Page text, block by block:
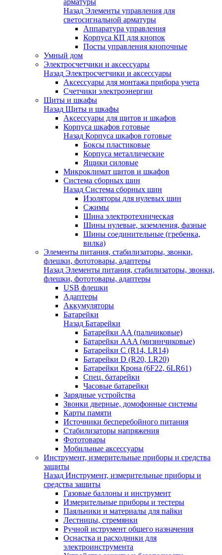
арматуры
Назад Элементы управления для
светосигнальной арматуры
Аппаратура управления
Корпуса КП для кнопок
Посты управления кнопочные
Умный дом
Электросчетчики и аксессуары
Назад Электросчетчики и аксессуары
Аксессуары для монтажа прибора учета
Счетчики электроэнергии
Щиты и шкафы
Назад Щиты и шкафы
Аксессуары для щитов и шкафов
Корпуса шкафов готовые
Назад Корпуса шкафов готовые
Боксы пластиковые
Корпуса металлические
Ящики силовые
Микроклимат щитов и шкафов
Система сборных шин
Назад Система сборных шин
Изоляторы для нулевых шин
Сжимы
Шина электротехническая
Шины нулевые, заземления, фазные
Шины соединительные (гребенка,
вилка)
Элементы питания, стабилизаторы, звонки,
флешки, фототовары, адаптеры
Назад Элементы питания, стабилизаторы, звонки,
флешки, фототовары, адаптеры
USB флешки
Адаптеры
Аккумуляторы
Батарейки
Назад Батарейки
Батарейки AA (пальчиковые)
Батарейки AAA (мизинчиковые)
Батарейки C (R14, LR14)
Батарейки D (R20, LR20)
Батарейки Крона (6F22, 6LR61)
Спец. батарейки
Часовые батарейки
Зарядные устройства
Звонки дверные, домофонные системы
Карты памяти
Источники бесперебойного питания
Стабилизаторы напряжения
Фототовары
Мобильные аксессуары
Инструмент, измерительные приборы и средства
защиты
Назад Инструмент, измерительные приборы и
средства защиты
Газовые баллоны и инструмент
Измерительные приборы и тестеры
Паяльники и материалы для пайки
Лестницы, стремянки
Ручной иструмент общего назначения
Оснастка и расходники для
электроинструмента